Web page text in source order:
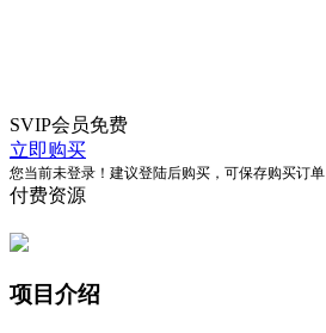
SVIP会员免费
立即购买
您当前未登录！建议登陆后购买，可保存购买订单
付费资源
项目介绍